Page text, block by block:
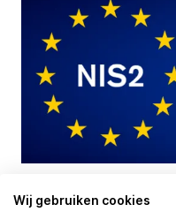
Wij gebruiken cookies